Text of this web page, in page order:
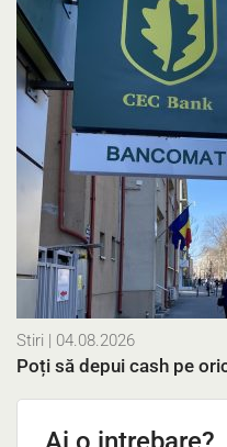
Stiri | 04.08.2026
Poți să depui cash pe